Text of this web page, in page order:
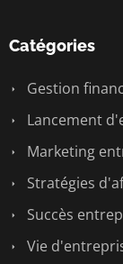
Catégories
Gestion
Lancement
Marketing
Stratégies
Succès
Vie